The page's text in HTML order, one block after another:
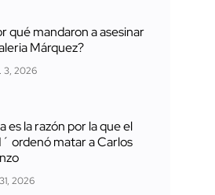
qué mandaron a asesinar
Márquez?
3, 2026
es la razón por la que el
ordenó matar a Carlos
2026